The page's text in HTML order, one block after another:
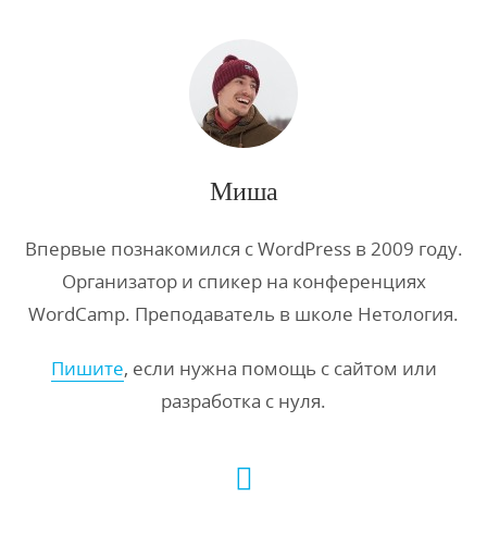
Миша
Впервые познакомился с WordPress в 2009 году.
Организатор и спикер на конференциях
WordCamp. Преподаватель в школе Нетология.
Пишите, если нужна помощь с сайтом или
разработка с нуля.